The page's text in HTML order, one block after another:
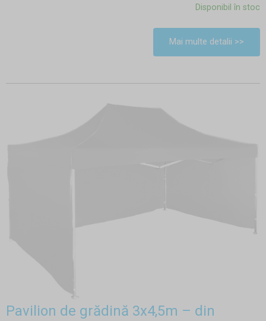
Disponibil în stoc
Mai multe detalii >>
Pavilion de grădină 3x4,5m – din